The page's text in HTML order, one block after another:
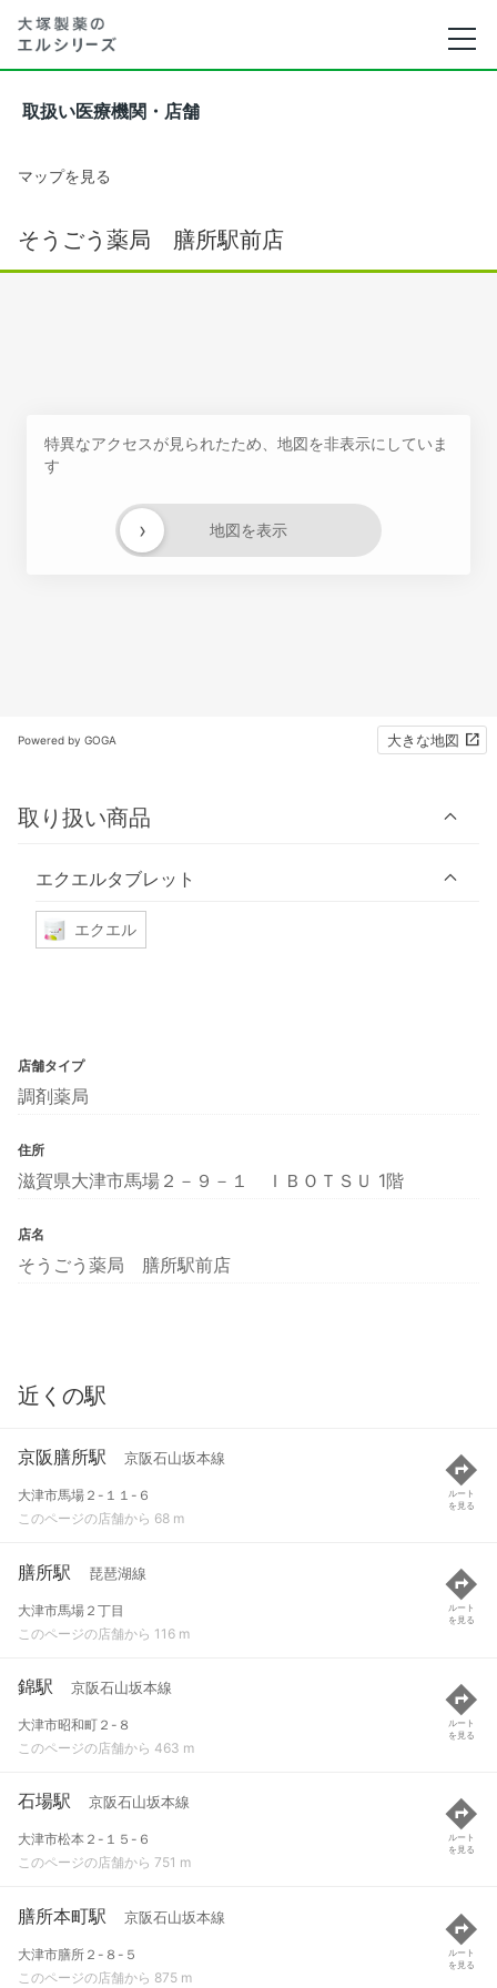
取扱い医療機関・店舗
マップを見る
そうごう薬局 膳所駅前店
特異なアクセスが見られたため、地図を非表示にしていま
す
地図を表示
›
Powered by GOGA 大きな地図
取り扱い商品
エクエルタブレット
エクエル
店舗タイプ
調剤薬局
住所
滋賀県大津市馬場２－９－１ ＩＢＯＴＳＵ 1階
店名
そうごう薬局 膳所駅前店
近くの駅
京阪膳所駅 京阪石山坂本線
大津市馬場２-１１-６
このページの店舗から 68 m
ルート
を見る
膳所駅 琵琶湖線
大津市馬場２丁目
このページの店舗から 116 m
ルート
を見る
錦駅 京阪石山坂本線
大津市昭和町２-８
このページの店舗から 463 m
ルート
を見る
石場駅 京阪石山坂本線
大津市松本２-１５-６
このページの店舗から 751 m
ルート
を見る
膳所本町駅 京阪石山坂本線
大津市膳所２-８-５
このページの店舗から 875 m
ルート
を見る